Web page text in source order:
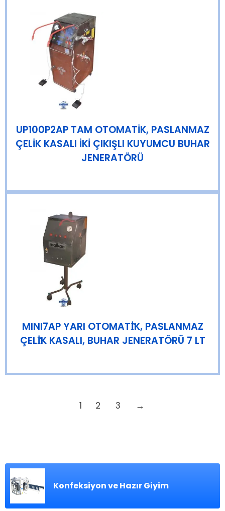
Konfeksiyon ve Hazır Giyim
UP100P2AP TAM OTOMATİK, PASLANMAZ
ÇELİK KASALI İKİ ÇIKIŞLI KUYUMCU BUHAR
JENERATÖRÜ
MINI7AP YARI OTOMATİ̇K, PASLANMAZ
ÇELİ̇K KASALI, BUHAR JENERATÖRÜ 7 LT
1 2 3 →